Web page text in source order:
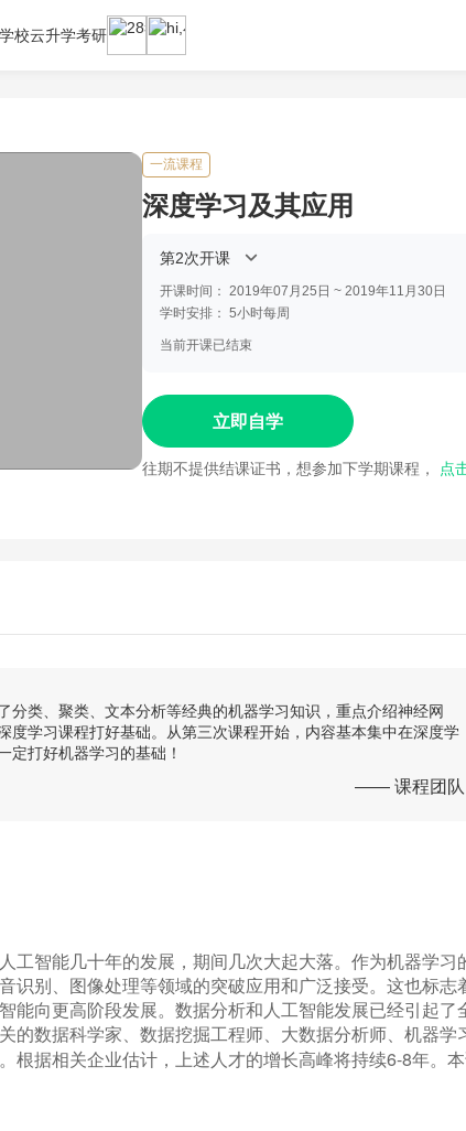
校云升学考研
一流课程
深度学习及其应用
第2次开课
开课时间： 2019年07月25日 ~ 2019年11月30日
学时安排： 5小时每周
当前开课已结束
立即自学
往期不提供结课证书，想参加下学期课程， 点
类、聚类、文本分析等经典的机器学习知识，重点介绍神经网
度学习课程打好基础。从第三次课程开始，内容基本集中在深度学
定打好机器学习的基础！
—— 课程团队
工智能几十年的发展，期间几次大起大落。作为机器学习
识别、图像处理等领域的突破应用和广泛接受。这也标志
能向更高阶段发展。数据分析和人工智能发展已经引起了
的数据科学家、数据挖掘工程师、大数据分析师、机器学
根据相关企业估计，上述人才的增长高峰将持续6-8年。